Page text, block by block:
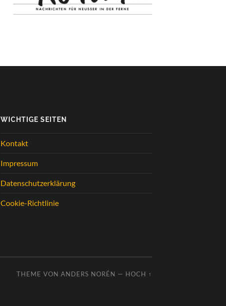
WICHTIGE SEITEN
Kontakt
Impressum
Datenschutzerklärung
Cookie-Richtlinie
THEME VON ANDERS NORÉN — HOCH ↑